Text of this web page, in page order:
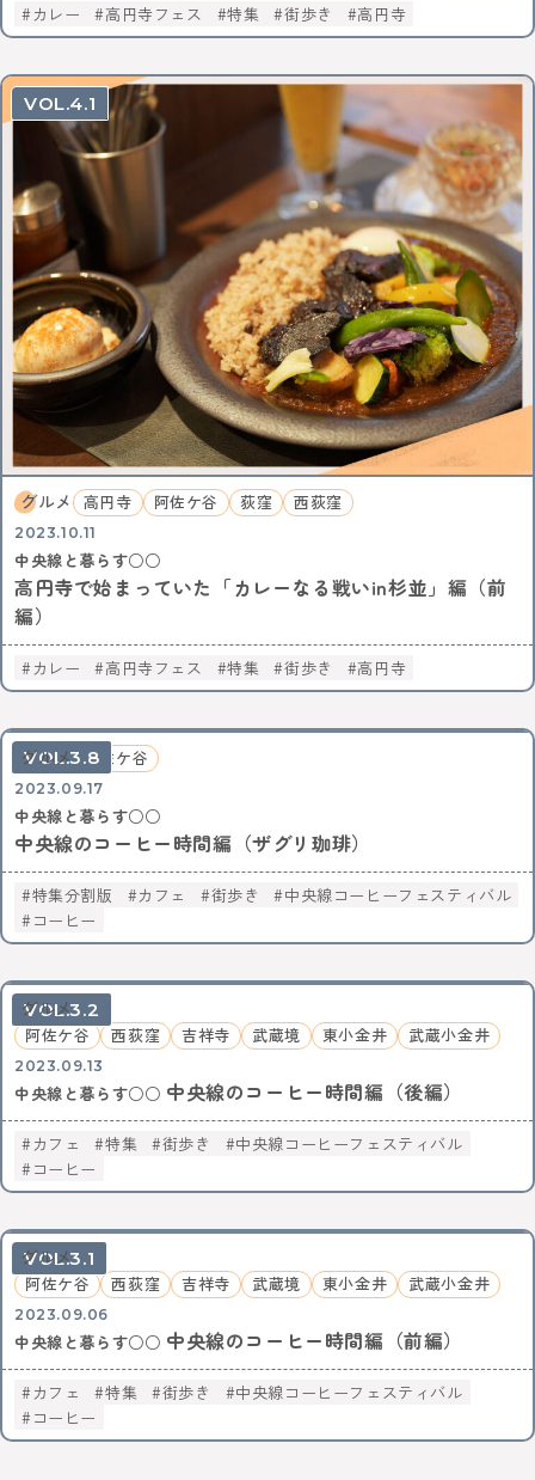
カレー 高円寺フェス 特集 街歩き 高円寺
4.1
グルメ 高円寺 阿佐ケ谷 荻窪 西荻窪
2023.10.11
中央線と暮らす○○
高円寺で始まっていた「カレーなる戦いin杉並」編（前
編）
カレー 高円寺フェス 特集 街歩き 高円寺
3.8
グルメ 阿佐ケ谷
2023.09.17
中央線と暮らす○○
中央線のコーヒー時間編（ザグリ珈琲）
特集分割版 カフェ 街歩き
中央線コーヒーフェスティバル
コーヒー
3.2
グルメ
阿佐ケ谷 西荻窪 吉祥寺 武蔵境 東小金井 武蔵小金井
2023.09.13
中央線と暮らす○○ 中央線のコーヒー時間編（後編）
カフェ 特集 街歩き
中央線コーヒーフェスティバル
コーヒー
3.1
グルメ
阿佐ケ谷 西荻窪 吉祥寺 武蔵境 東小金井 武蔵小金井
2023.09.06
中央線と暮らす○○ 中央線のコーヒー時間編（前編）
カフェ 特集 街歩き
中央線コーヒーフェスティバル
コーヒー